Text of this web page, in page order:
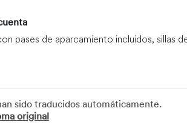
pases de aparcamiento incluidos, sillas
9:00 a 22:00. Necesitará la llave para
sido traducidos automáticamente.
original